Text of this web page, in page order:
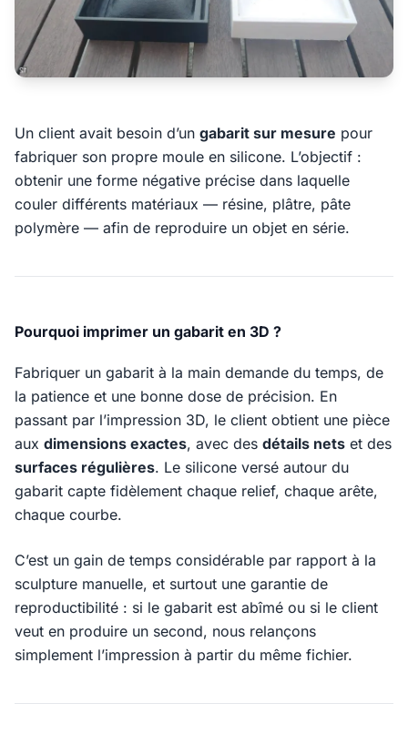
Un client avait besoin d’un gabarit sur mesure pour
fabriquer son propre moule en silicone. L’objectif :
obtenir une forme négative précise dans laquelle
couler différents matériaux — résine, plâtre, pâte
polymère — afin de reproduire un objet en série.
Pourquoi imprimer un gabarit en 3D ?
Fabriquer un gabarit à la main demande du temps, de
la patience et une bonne dose de précision. En
passant par l’impression 3D, le client obtient une pièce
aux dimensions exactes, avec des détails nets et des
surfaces régulières. Le silicone versé autour du
gabarit capte fidèlement chaque relief, chaque arête,
chaque courbe.
C’est un gain de temps considérable par rapport à la
sculpture manuelle, et surtout une garantie de
reproductibilité : si le gabarit est abîmé ou si le client
veut en produire un second, nous relançons
simplement l’impression à partir du même fichier.